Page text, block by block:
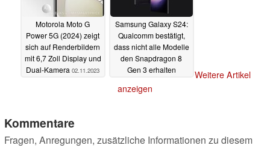
Motorola Moto G
Power 5G (2024) zeigt
sich auf Renderbildern
mit 6,7 Zoll Display und
Dual-Kamera 02.11.2023
Samsung Galaxy S24:
Qualcomm bestätigt,
dass nicht alle Modelle
den Snapdragon 8
Gen 3 erhalten
Weitere Artikel
anzeigen
Kommentare
Fragen, Anregungen, zusätzliche Informationen zu diesem